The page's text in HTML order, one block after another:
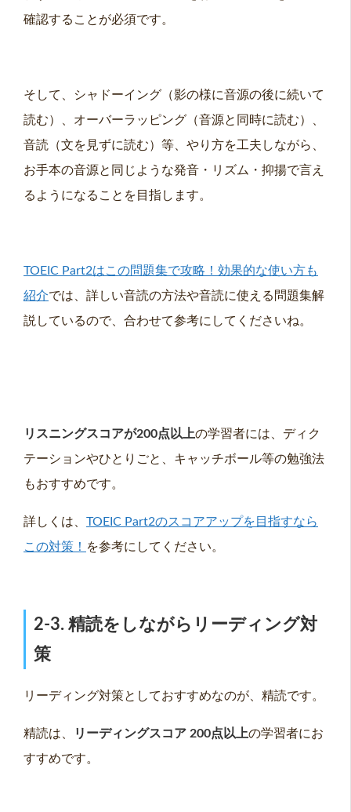
確認することが必須です。
そして、シャドーイング（影の様に音源の後に続いて
読む）、オーバーラッピング（音源と同時に読む）、
音読（文を見ずに読む）等、やり方を工夫しながら、
お手本の音源と同じような発音・リズム・抑揚で言え
るようになることを目指します。
TOEIC Part2はこの問題集で攻略！効果的な使い方も
紹介では、詳しい音読の方法や音読に使える問題集解
説しているので、合わせて参考にしてくださいね。
リスニングスコアが200点以上の学習者には、ディク
テーションやひとりごと、キャッチボール等の勉強法
もおすすめです。
詳しくは、 TOEIC Part2のスコアアップを目指すなら
この対策！ を参考にしてください。
2-3. 精読をしながらリーディング対
策
リーディング対策としておすすめなのが、精読です。
精読は、 リーディングスコア 200点以上の学習者にお
すすめです。